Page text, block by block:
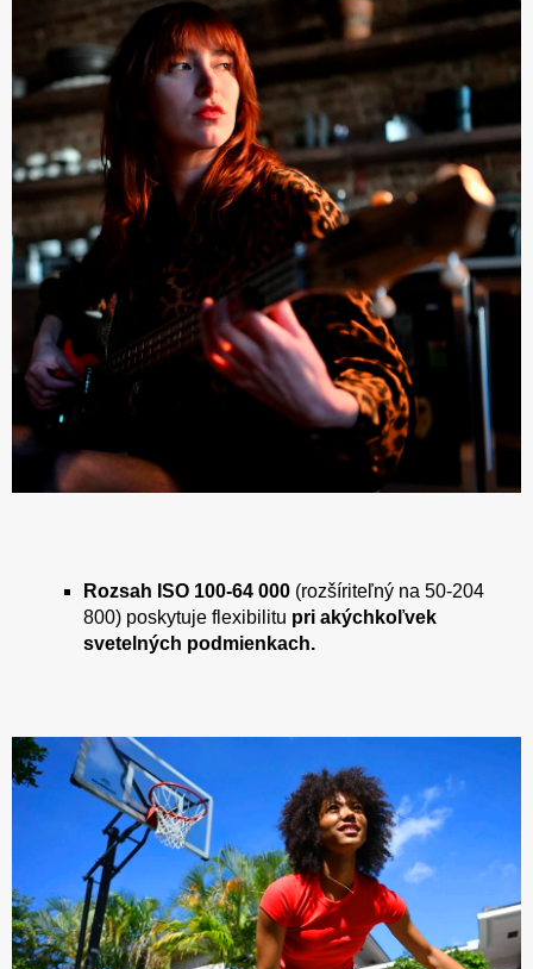
Rozsah ISO 100-64 000 (rozšíriteľný na 50-204
800) poskytuje flexibilitu pri akýchkoľvek
svetelných podmienkach.